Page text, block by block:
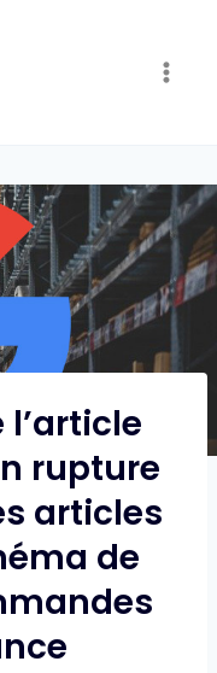
rupture
articles
de